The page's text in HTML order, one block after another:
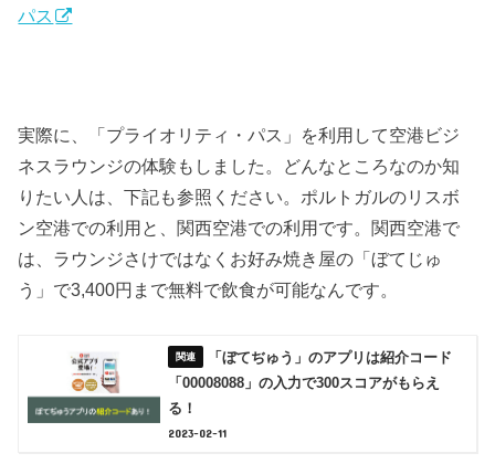
パス
実際に、「プライオリティ・パス」を利用して空港ビジ
ネスラウンジの体験もしました。どんなところなのか知
りたい人は、下記も参照ください。ポルトガルのリスボ
ン空港での利用と、関西空港での利用です。関西空港で
は、ラウンジさけではなくお好み焼き屋の「ぼてじゅ
う」で3,400円まで無料で飲食が可能なんです。
「ぼてぢゅう」のアプリは紹介コード
「00008088」の入力で300スコアがもらえ
る！
2023-02-11